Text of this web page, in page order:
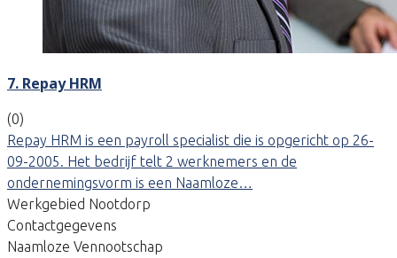
7. Repay HRM
(0)
Repay HRM is een payroll specialist die is opgericht op 26-
09-2005. Het bedrijf telt 2 werknemers en de
ondernemingsvorm is een Naamloze…
Werkgebied Nootdorp
Contactgegevens
Naamloze Vennootschap